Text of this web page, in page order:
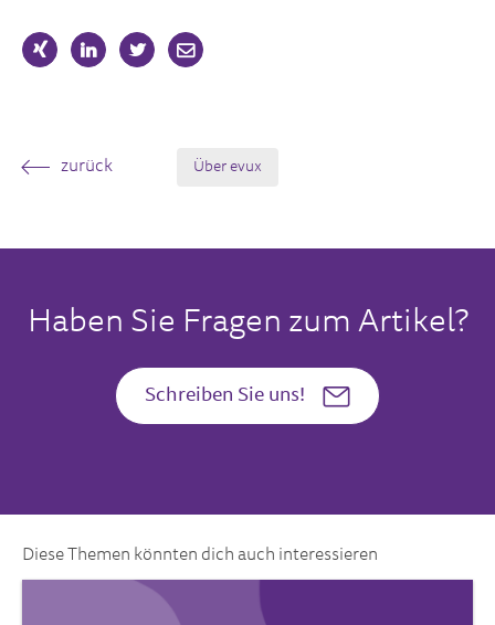
zurück Über evux
Haben Sie Fragen zum Artikel?
Schreiben Sie uns!
Diese Themen könnten dich auch interessieren